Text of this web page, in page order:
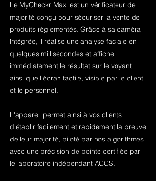
Le MyCheckr Maxi est un vérificateur de
majorité conçu pour sécuriser la vente de
produits réglementés. Grâce à sa caméra
intégrée, il réalise une analyse faciale en
quelques millisecondes et affiche
immédiatement le résultat sur le voyant
ainsi que l'écran tactile, visible par le client
et le personnel.
L'appareil permet ainsi à vos clients
d'établir facilement et rapidement la preuve
de leur majorité, piloté par nos algorithmes
avec une précision de pointe certifiée par
le laboratoire indépendant ACCS.